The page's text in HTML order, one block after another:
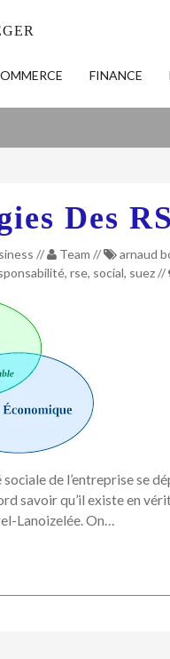
FINANCE
Des
// Team // arnaud
, rse, social, suez//
de l’entreprise se
savoir qu’il existe en
Lanoizelée. On…